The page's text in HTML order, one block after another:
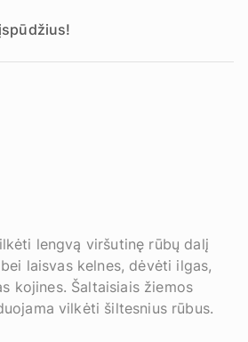
lengvą viršutinę rūbų dalį
laisvas kelnes, dėvėti ilgas,
kojines. Šaltaisiais žiemos
vilkėti šiltesnius rūbus.